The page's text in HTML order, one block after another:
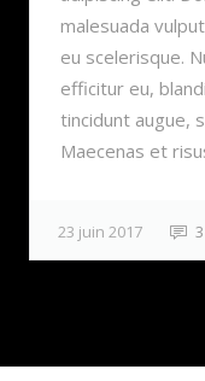
malesuada
eu scelerisque.
efficitur eu,
tincidunt augue,
Maecenas et
23 juin 2017 3